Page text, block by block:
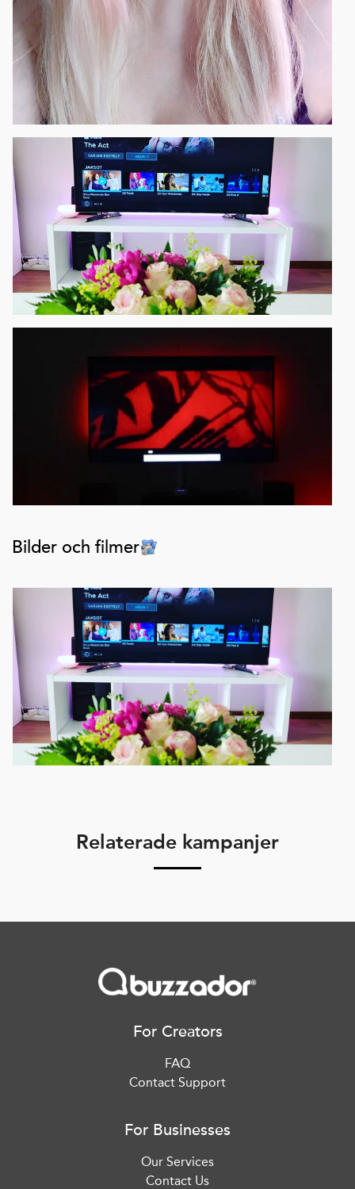
Bilder och filmer
Relaterade kampanjer
For Creators
FAQ
Contact Support
For Businesses
Our Services
Contact Us